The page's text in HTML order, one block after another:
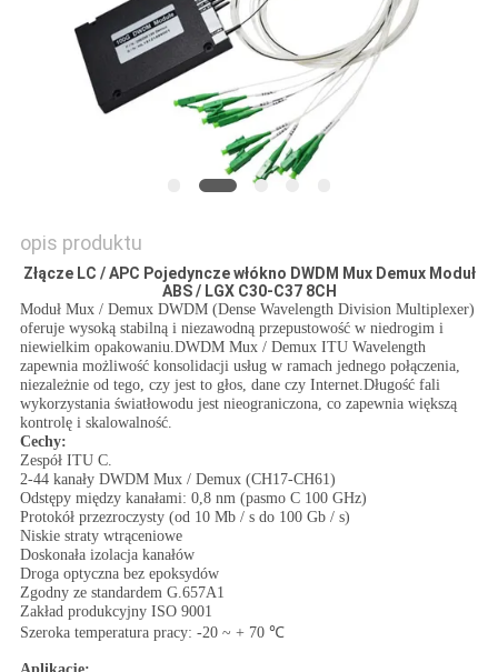
SITEMAP
POLITYKA
PRYWATNOŚCI
opis produktu
Złącze LC / APC Pojedyncze włókno DWDM Mux Demux Moduł
ABS / LGX C30-C37 8CH
Moduł Mux / Demux DWDM (Dense Wavelength Division Multiplexer)
oferuje wysoką stabilną i niezawodną przepustowość w niedrogim i
niewielkim opakowaniu.DWDM Mux / Demux ITU Wavelength
zapewnia możliwość konsolidacji usług w ramach jednego połączenia,
niezależnie od tego, czy jest to głos, dane czy Internet.Długość fali
wykorzystania światłowodu jest nieograniczona, co zapewnia większą
kontrolę i skalowalność.
Cechy:
Zespół ITU C.
2-44 kanały DWDM Mux / Demux (CH17-CH61)
Odstępy między kanałami: 0,8 nm (pasmo C 100 GHz)
Protokół przezroczysty (od 10 Mb / s do 100 Gb / s)
Niskie straty wtrąceniowe
Doskonała izolacja kanałów
Droga optyczna bez epoksydów
Zgodny ze standardem G.657A1
Zakład produkcyjny ISO 9001
Szeroka temperatura pracy: -20 ~ + 70 ℃